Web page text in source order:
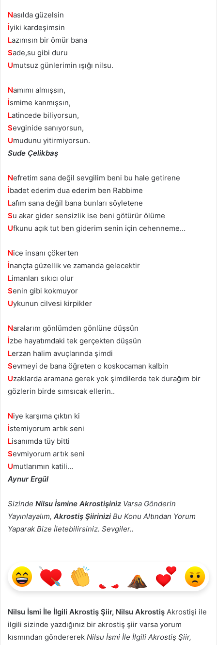
Nasılda güzelsin
İyiki kardeşimsin
Lazımsın bir ömür bana
Sade,su gibi duru
Umutsuz günlerimin ışığı nilsu.
Namımı almışsın,
İsmime kanmışsın,
Latincede biliyorsun,
Sevginide sanıyorsun,
Umudunu yitirmiyorsun.
Sude Çelikbaş
Nefretim sana değil sevgilim beni bu hale getirene
İbadet ederim dua ederim ben Rabbime
Lafım sana değil bana bunları söyletene
Su akar gider sensizlik ise beni götürür ölüme
Ufkunu açık tut ben giderim senin için cehenneme…
Nice insanı çökerten
İnançta güzellik ve zamanda gelecektir
Limanları sıkıcı olur
Senin gibi kokmuyor
Uykunun cilvesi kirpikler
Naralarım gönlümden gönlüne düşsün
İzbe hayatımdaki tek gerçekten düşsün
Lerzan halim avuçlarında şimdi
Sevmeyi de bana öğreten o koskocaman kalbin
Uzaklarda aramana gerek yok şimdilerde tek durağım bir
gözlerin birde sımsıcak ellerin..
Niye karşıma çıktın ki
İstemiyorum artık seni
Lisanımda tüy bitti
Sevmiyorum artık seni
Umutlarımın katili…
Aynur Ergül
Sizinde Nilsu İsmine Akrostişiniz Varsa Gönderin
Yayınlayalım, Akrostiş Şiirinizi Bu Konu Altından Yorum
Yaparak Bize İletebilirsiniz. Sevgiler..
Nilsu İsmi İle İlgili Akrostiş Şiir, Nilsu Akrostiş Akrostişi ile
ilgili sizinde yazdığınız bir akrostiş şiir varsa yorum
kısmından göndererek Nilsu İsmi İle İlgili Akrostiş Şiir,